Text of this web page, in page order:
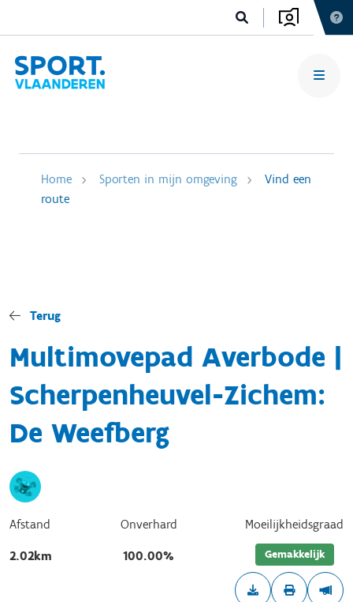
Home Sporten in mijn omgeving
Vind een
route
Terug
Multimovepad Averbode |
Scherpenheuvel-Zichem:
De Weefberg
Afstand
2.02km
Onverhard
100.00%
Moeilijkheidsgraad
Gemakkelijk